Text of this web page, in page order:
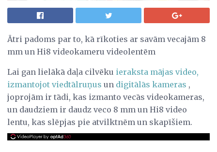
Ātri padoms par to, kā rīkoties ar savām vecajām 8
mm un Hi8 videokameru videolentēm
Lai gan lielākā daļa cilvēku ieraksta mājas video,
izmantojot viedtālruņus un digitālās kameras ,
joprojām ir tādi, kas izmanto vecās videokameras,
un daudziem ir daudz veco 8 mm un Hi8 video
lentu, kas slēpjas pie atvilktnēm un skapīšiem.